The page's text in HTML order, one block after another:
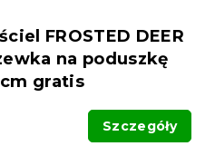
FROSTED DEER
na poduszkę
gratis
Szczegóły